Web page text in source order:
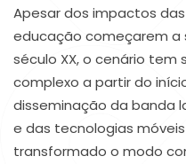
Apesar dos impactos
educação começarem a
século XX, o cenário
complexo a partir do
disseminação da banda
e das tecnologias
transformado o modo